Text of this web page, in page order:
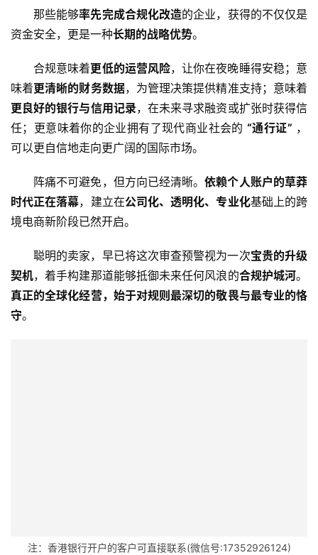
方
全
球
金
融
牌
问
答
生
态
登录 注册
那些能够率先完成合规化改造的企业，获得的不仅仅是
资金安全，更是一种长期的战略优势。
合规意味着更低的运营风险，让你在夜晚睡得安稳；意
味着更清晰的财务数据，为管理决策提供精准支持；意味着
更良好的银行与信用记录，在未来寻求融资或扩张时获得信
任；更意味着你的企业拥有了现代商业社会的 “通行证” ，
可以更自信地走向更广阔的国际市场。
阵痛不可避免，但方向已经清晰。依赖个人账户的草莽
时代正在落幕，建立在公司化、透明化、专业化基础上的跨
境电商新阶段已然开启。
聪明的卖家，早已将这次审查预警视为一次宝贵的升级
契机，着手构建那道能够抵御未来任何风浪的合规护城河。
真正的全球化经营，始于对规则最深切的敬畏与最专业的恪
守。
注：香港银行开户的客户可直接联系(微信号:17352926124)